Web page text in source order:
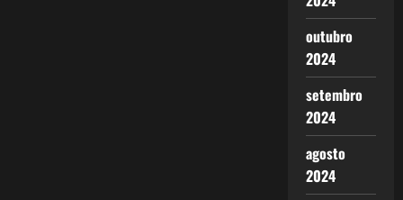
outubro
2024
setembro
2024
agosto
2024